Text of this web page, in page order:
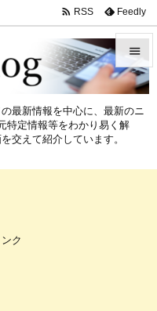



 RSS Feedly
最新情報を中心に、最新のニ
特定情報等をわかり易く解
交えて紹介しています。
ク